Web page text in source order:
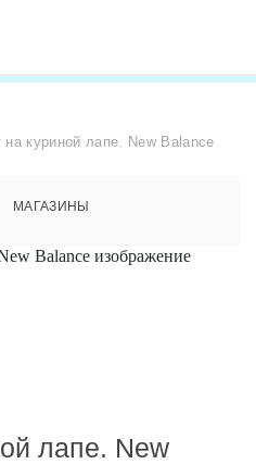
на куриной лапе. New Balance
МАГАЗИНЫ
лапе. New